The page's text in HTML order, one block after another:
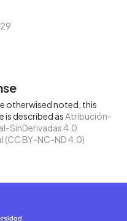
otherwised noted, this
is described asAtribución-
SinDerivadas 4.0
(CC BY-NC-ND 4.0)